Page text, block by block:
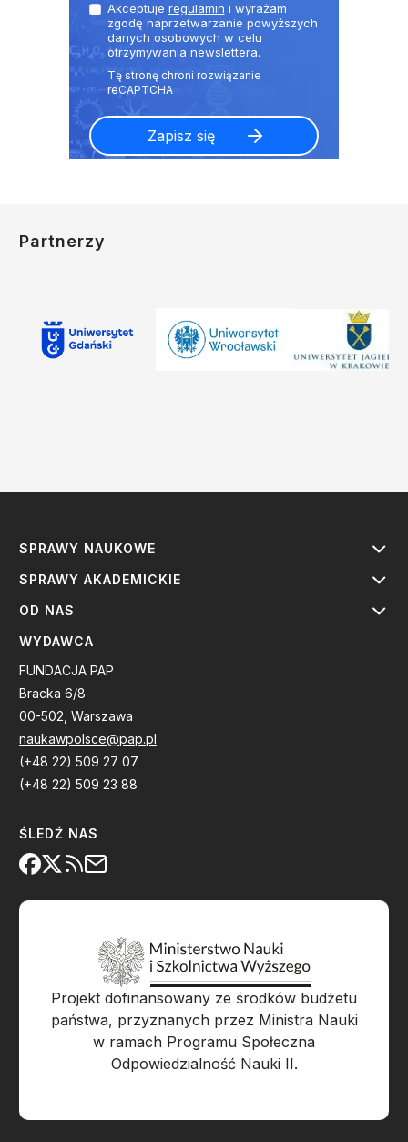
Akceptuje regulamin i wyrażam
zgodę naprzetwarzanie powyższych
danych osobowych w celu
otrzymywania newslettera.
Partnerzy
SPRAWY NAUKOWE
SPRAWY AKADEMICKIE
OD NAS
WYDAWCA
FUNDACJA PAP
Bracka 6/8
00-502, Warszawa
naukawpolsce@pap.pl
(+48 22) 509 27 07
(+48 22) 509 23 88
ŚLEDŹ NAS
Projekt dofinansowany ze środków budżetu
państwa, przyznanych przez Ministra Nauki
w ramach Programu Społeczna
Odpowiedzialność Nauki II.